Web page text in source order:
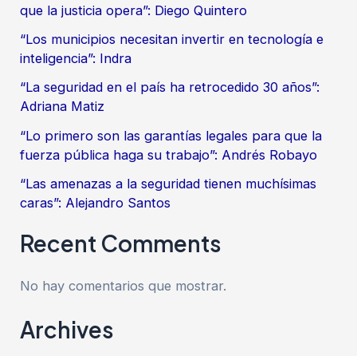
que la justicia opera”: Diego Quintero
“Los municipios necesitan invertir en tecnología e
inteligencia”: Indra
“La seguridad en el país ha retrocedido 30 años”:
Adriana Matiz
“Lo primero son las garantías legales para que la
fuerza pública haga su trabajo”: Andrés Robayo
“Las amenazas a la seguridad tienen muchísimas
caras”: Alejandro Santos
Recent Comments
No hay comentarios que mostrar.
Archives